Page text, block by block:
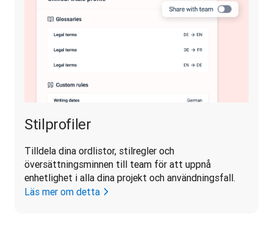
Stilprofiler
Tilldela dina ordlistor, stilregler och
översättningsminnen till team för att uppnå
enhetlighet i alla dina projekt och användningsfall.
Läs mer om detta